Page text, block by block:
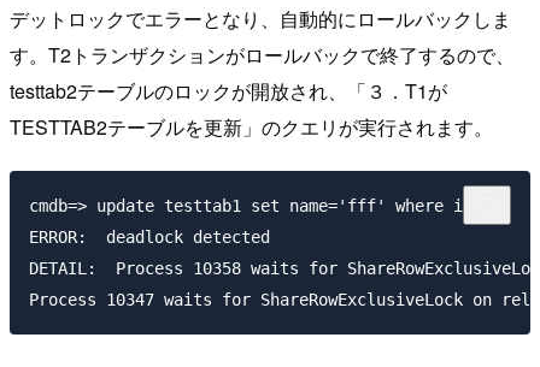
デットロックでエラーとなり、自動的にロールバックしま
す。T2トランザクションがロールバックで終了するので、
testtab2テーブルのロックが開放され、「３．T1が
TESTTAB2テーブルを更新」のクエリが実行されます。
cmdb=> update testtab1 set name='fff' where id=1;
ERROR:  deadlock detected
DETAIL:  Process 10358 waits for